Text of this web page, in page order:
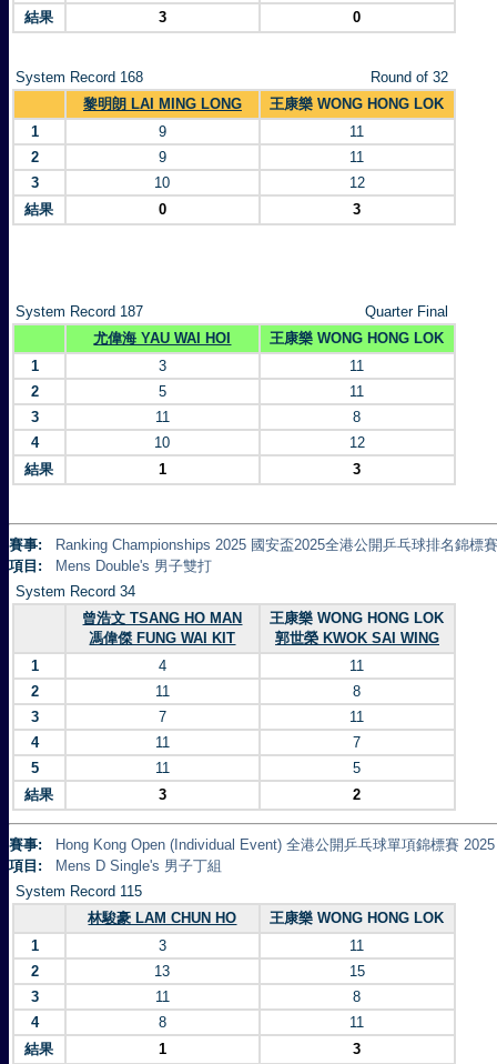
結果
3 0
System Record 168
Round of 32
黎明朗 LAI MING LONG
王康樂 WONG HONG LOK
1
9
11
2
9
11
3
10
12
結果
0 3
System Record 187
Quarter Final
尤偉海 YAU WAI HOI
王康樂 WONG HONG LOK
1
3
11
2
5
11
3
11
8
4
10
12
結果
1 3
賽事:
Ranking Championships 2025 國安盃2025全港公開乒乓球排名錦標
項目:
Mens Double's 男子雙打
System Record 34
曾浩文 TSANG HO MAN
馮偉傑 FUNG WAI KIT
王康樂 WONG HONG LOK
郭世榮 KWOK SAI WING
1
4
11
2
11
8
3
7
11
4
11
7
5
11
5
結果
3 2
賽事:
Hong Kong Open (Individual Event) 全港公開乒乓球單項錦標賽 2025
項目:
Mens D Single's 男子丁組
System Record 115
林駿豪 LAM CHUN HO
王康樂 WONG HONG LOK
1
3
11
2
13
15
3
11
8
4
8
11
結果
1 3